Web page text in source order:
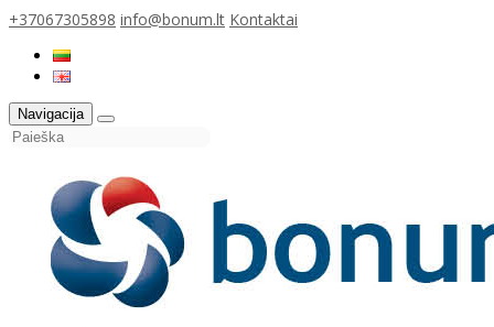
+37067305898 info@bonum.lt Kontaktai
Navigacija